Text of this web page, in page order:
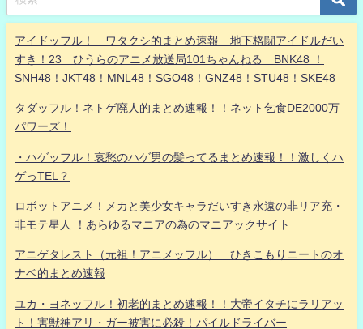
アイドッフル！ ワタクシ的まとめ速報 地下格闘アイドルだい
すき！23 ひうらのアニメ放送局101ちゃんねる BNK48 ！
SNH48！JKT48！MNL48！SGO48！GNZ48！STU48！SKE48
タダッフル！ネトゲ廃人的まとめ速報！！ネット乞食DE2000万
パワーズ！
・ハゲッフル！哀愁のハゲ男の髪ってるまとめ速報！！激しくハ
ゲっTEL？
ロボットアニメ！メカと美少女キャラだいすき永遠の非リア充・
非モテ星人 ！あらゆるマニアの為のマニアックサイト
アニゲタレスト（元祖！アニメッフル） ひきこもりニートのオ
ナベ的まとめ速報
ユカ・ヨネッフル！初老的まとめ速報！！大帝イタチにラリアッ
ト！害獣神アリ・ガー被害に必殺！パイルドライバー